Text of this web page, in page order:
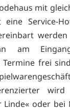
mit
eine Service-
am
frei
oder bei